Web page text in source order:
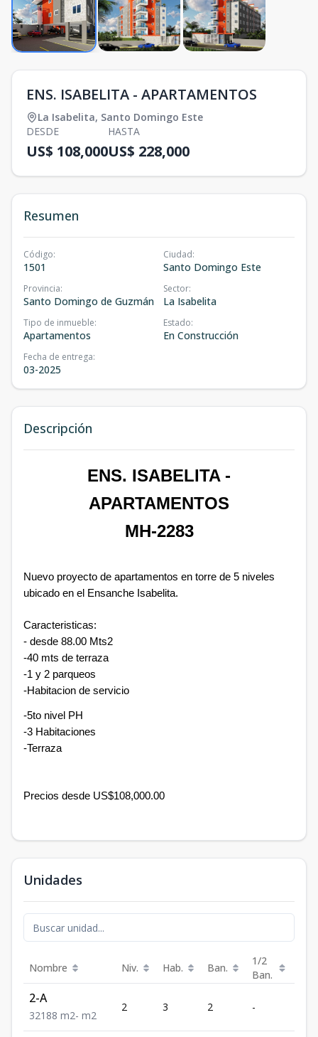
ENS. ISABELITA - APARTAMENTOS
La Isabelita, Santo Domingo Este
DESDE
US$ 108,000
HASTA
US$ 228,000
Resumen
Código:
1501
Ciudad:
Santo Domingo Este
Provincia:
Santo Domingo de Guzmán
Sector:
La Isabelita
Tipo de inmueble:
Apartamentos
Estado:
En Construcción
Fecha de entrega:
03-2025
Descripción
ENS. ISABELITA -
APARTAMENTOS
MH-2283
Nuevo proyecto de apartamentos en torre de 5 niveles
ubicado en el Ensanche Isabelita.
Caracteristicas:
- desde 88.00 Mts2
-40 mts de terraza
-1 y 2 parqueos
-Habitacion de servicio
-5to nivel PH
-3 Habitaciones
-Terraza
Precios desde US$108,000.00
Unidades
Nombre Niv. Hab. Ban.
1/2
Ban.
2-A
321 88 m2- m2
2 3 2 -